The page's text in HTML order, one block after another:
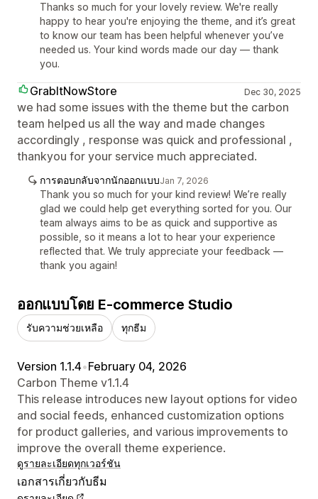
Thanks so much for your lovely review. We're really
happy to hear you're enjoying the theme, and it’s great
to know our team has been helpful whenever you’ve
needed us. Your kind words made our day — thank
you.
GrabItNowStore Dec 30, 2025
we had some issues with the theme but the carbon
team helped us all the way and made changes
accordingly , response was quick and professional ,
thankyou for your service much appreciated.
การตอบกลับจากนักออกแบบJan 7, 2026
Thank you so much for your kind review! We’re really
glad we could help get everything sorted for you. Our
team always aims to be as quick and supportive as
possible, so it means a lot to hear your experience
reflected that. We truly appreciate your feedback —
thank you again!
ออกแบบโดย E-commerce Studio
รับความช่วยเหลือ ทุกธีม
Version 1.1.4•February 04, 2026
Carbon Theme v1.1.4
This release introduces new layout options for video
and social feeds, enhanced customization options
for product galleries, and various improvements to
improve the overall theme experience.
ดูรายละเอียดทุกเวอร์ชัน
เอกสารเกี่ยวกับธีม